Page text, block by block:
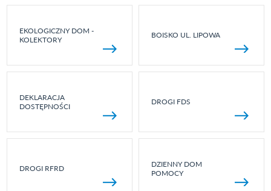
EKOLOGICZNY DOM -
KOLEKTORY
BOISKO UL. LIPOWA
DEKLARACJA
DOSTĘPNOŚCI
DROGI FDS
DROGI RFRD
DZIENNY DOM
POMOCY